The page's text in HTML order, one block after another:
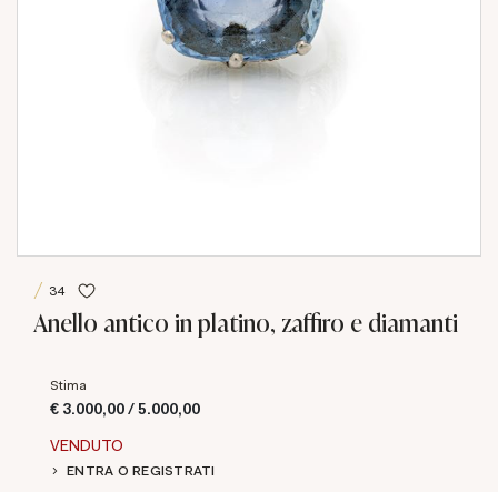
34
Anello antico in platino, zaffiro e diamanti
Stima
€ 3.000,00 / 5.000,00
VENDUTO
ENTRA O REGISTRATI